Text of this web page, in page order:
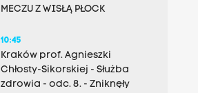
MECZU Z WISŁĄ PŁOCK
10:45
Kraków prof. Agnieszki
Chłosty-Sikorskiej - Służba
zdrowia - odc. 8. - Zniknęły